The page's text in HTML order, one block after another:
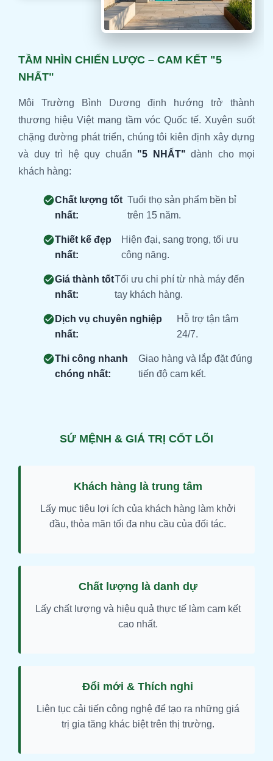
TẦM NHÌN CHIẾN LƯỢC – CAM KẾT "5
NHẤT"
Môi Trường Bình Dương định hướng trở thành
thương hiệu Việt mang tầm vóc Quốc tế. Xuyên suốt
chặng đường phát triển, chúng tôi kiên định xây dựng
và duy trì hệ quy chuẩn "5 NHẤT" dành cho mọi
khách hàng:
Chất lượng tốt
nhất:
Tuổi thọ sản phẩm bền bỉ
trên 15 năm.
Thiết kế đẹp
nhất:
Hiện đại, sang trọng, tối ưu
công năng.
Giá thành tốt
nhất:
Tối ưu chi phí từ nhà máy đến
tay khách hàng.
Dịch vụ chuyên nghiệp
nhất:
Hỗ trợ tận tâm
24/7.
Thi công nhanh
chóng nhất:
Giao hàng và lắp đặt đúng
tiến độ cam kết.
SỨ MỆNH & GIÁ TRỊ CỐT LÕI
Khách hàng là trung tâm
Lấy mục tiêu lợi ích của khách hàng làm khởi
đầu, thỏa mãn tối đa nhu cầu của đối tác.
Chất lượng là danh dự
Lấy chất lượng và hiệu quả thực tế làm cam kết
cao nhất.
Đổi mới & Thích nghi
Liên tục cải tiến công nghệ để tạo ra những giá
trị gia tăng khác biệt trên thị trường.